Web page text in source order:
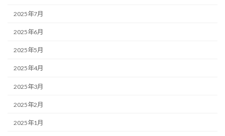
2025年7月
2025年6月
2025年5月
2025年4月
2025年3月
2025年2月
2025年1月